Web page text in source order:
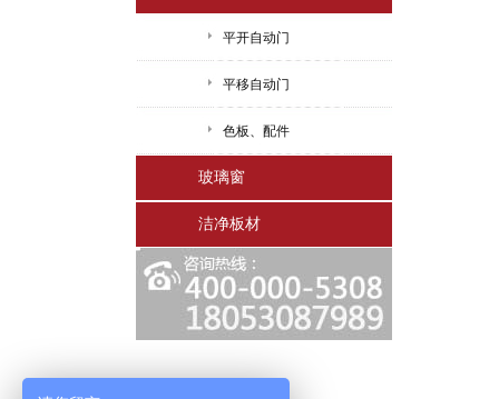
平开自动门
平移自动门
色板、配件
玻璃窗
洁净板材